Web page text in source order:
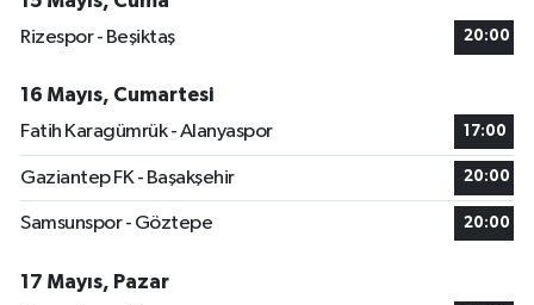
Rizespor - Beşiktaş
20:00
16 Mayıs, Cumartesi
Fatih Karagümrük - Alanyaspor
17:00
Gaziantep FK - Başakşehir 20:00
Samsunspor - Göztepe 20:00
17 Mayıs, Pazar